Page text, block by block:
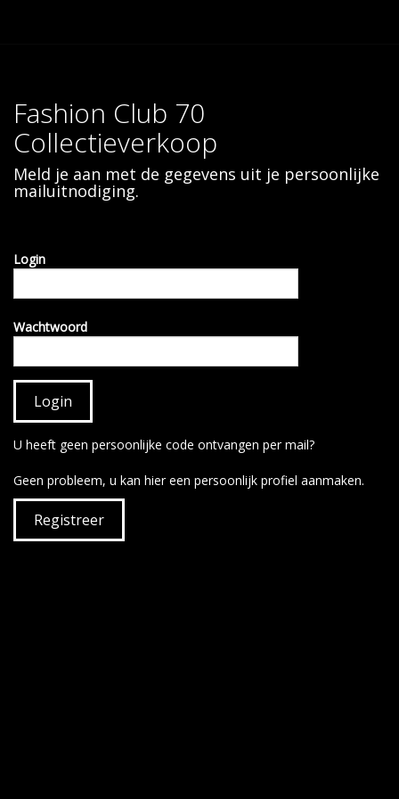
Fashion Club 70
Collectieverkoop
Meld je aan met de gegevens uit je persoonlijke
mailuitnodiging.
Login
Wachtwoord
U heeft geen persoonlijke code ontvangen per mail?
Geen probleem, u kan hier een persoonlijk profiel aanmaken.
Registreer